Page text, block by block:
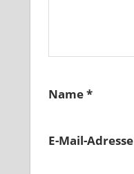
Name*
E-Mail-Adresse